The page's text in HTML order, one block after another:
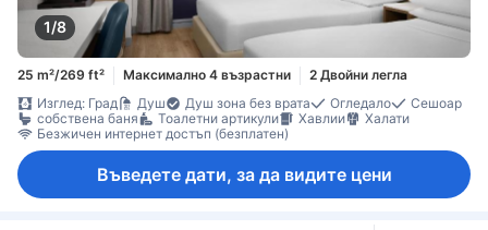
1/8
25 m²/269 ft² Максимално 4 възрастни
2 Двойни легла
Изглед: Град
Душ Душ зона без врата Огледало
Сешоар
собствена баня
Тоалетни артикули Хавлии
Халати
Безжичен интернет достъп (безплатен)
Въведете дати, за да видите цени